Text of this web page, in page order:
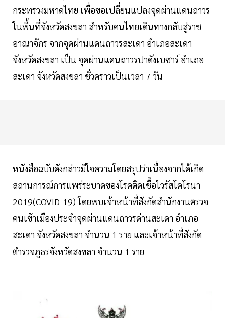
กระทรวงมหาดไทย เพื่อขอเปลี่ยนแปลงจุดผ่านแดนถาวร
ในพื้นที่จังหวัดสงขลา สําหรับคนไทยเดินทางกลับสู่ราช
อาณาจักร จากจุดผ่านแดนถาวรสะเดา อําเภอสะเดา
จังหวัดสงขลา เป็น จุดผ่านแดนถาวรปาดังเบซาร์ อําเภอ
สะเดา จังหวัดสงขลา ชั่วคราวเป็นเวลา 7 วัน
หนังสือฉบับดังกล่าวมีใจความโดยสรุปว่าเนื่องจากได้เกิด
สถานการณ์การแพร่ระบาดของโรคติดเชื้อไวรัสโคโรนา
2019(COVID-19) โดยพบเจ้าหน้าที่สังกัดสํานักงานตรวจ
คนเข้าเมืองประจําจุดผ่านแดนถาวรด่านสะเดา อําเภอ
สะเดา จังหวัดสงขลา จํานวน 1 ราย และเจ้าหน้าที่สังกัด
ตํารวจภูธรจังหวัดสงขลา จํานวน 1 ราย